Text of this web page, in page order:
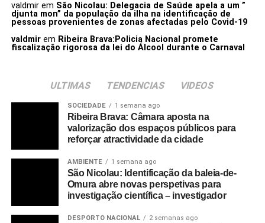
valdmirem São Nicolau: Delegacia de Saúde apela a um ”
djunta mon” da população da ilha na identificação de
pessoas provenientes de zonas afectadas pelo Covid-19
valdmirem Ribeira Brava:Policia Nacional promete
fiscalização rigorosa da lei do Álcool durante o Carnaval
ULTIMAS TENDENCIAS VIDEOS
SOCIEDADE 1 semana ago
Ribeira Brava: Câmara aposta na
valorização dos espaços públicos para
reforçar atractividade da cidade
AMBIENTE 1 semana ago
São Nicolau: Identificação da baleia-de-
Omura abre novas perspetivas para
investigação científica – investigador
DESPORTO NACIONAL 2 semanas ago